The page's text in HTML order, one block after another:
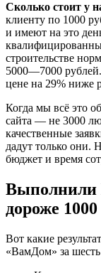
Сколько стоит у
клиенту по 1000
и имеют на это
строительстве
5000—7000
цене на 29% ниже
Когда мы всё это
сайта — не 3000
качественные
дадут только они.
бюджет и время
Выполнили
дороже
Вот какие
«ВамДом» за